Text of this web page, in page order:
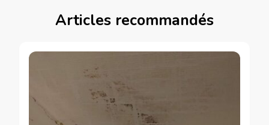
Articles recommandés